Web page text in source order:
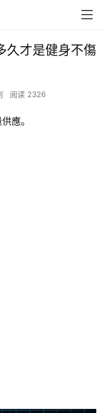
久才是健身不傷
阅读 2326
應。